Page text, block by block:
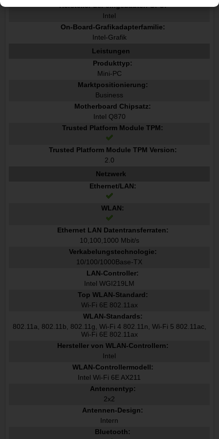
Hersteller der eingebauten GPU:
Intel
On-Board-Grafikadapterfamilie:
Intel-Grafik
Leistungen
Produkttyp:
Mini-PC
Marktpositionierung:
Business
Motherboard Chipsatz:
Intel Q870
Trusted Platform Module TPM:
Trusted Platform Module TPM Version:
2.0
Netzwerk
Ethernet/LAN:
WLAN:
Ethernet LAN Datentransferraten:
10,100,1000 Mbit/s
Verkabelungstechnologie:
10/100/1000Base-TX
LAN-Controller:
Intel WGI219LM
Top WLAN-Standard:
Wi-Fi 6E 802.11ax
WLAN-Standards:
802.11a, 802.11b, 802.11g, Wi-Fi 4 802.11n, Wi-Fi 5 802.11ac,
Wi-Fi 6E 802.11ax
Hersteller von WLAN-Controllern:
Intel
WLAN-Controllermodell:
Intel Wi-Fi 6E AX211
Antennentyp:
2x2
Antennen-Design:
Intern
Bluetooth: